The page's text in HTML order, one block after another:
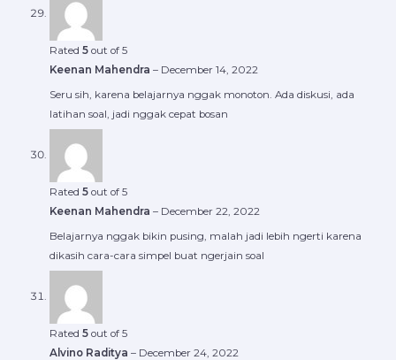
Rated 5out of 5
Keenan Mahendra – December 14, 2022
Seru sih, karena belajarnya nggak monoton. Ada diskusi, ada
latihan soal, jadi nggak cepat bosan
Rated 5out of 5
Keenan Mahendra – December 22, 2022
Belajarnya nggak bikin pusing, malah jadi lebih ngerti karena
dikasih cara-cara simpel buat ngerjain soal
Rated 5out of 5
Alvino Raditya – December 24, 2022